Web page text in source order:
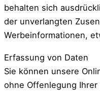
behalten sich
der unverlangten
Werbeinformationen,
Erfassung von Daten
Sie können unsere
ohne Offenlegung